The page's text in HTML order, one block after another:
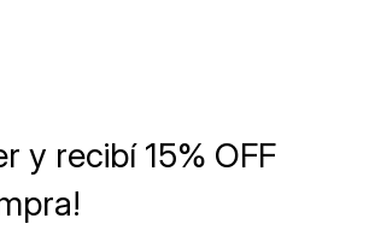
y recibí 15% OFF